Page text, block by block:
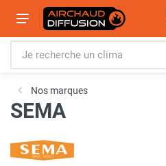
Nos marques
SEMA